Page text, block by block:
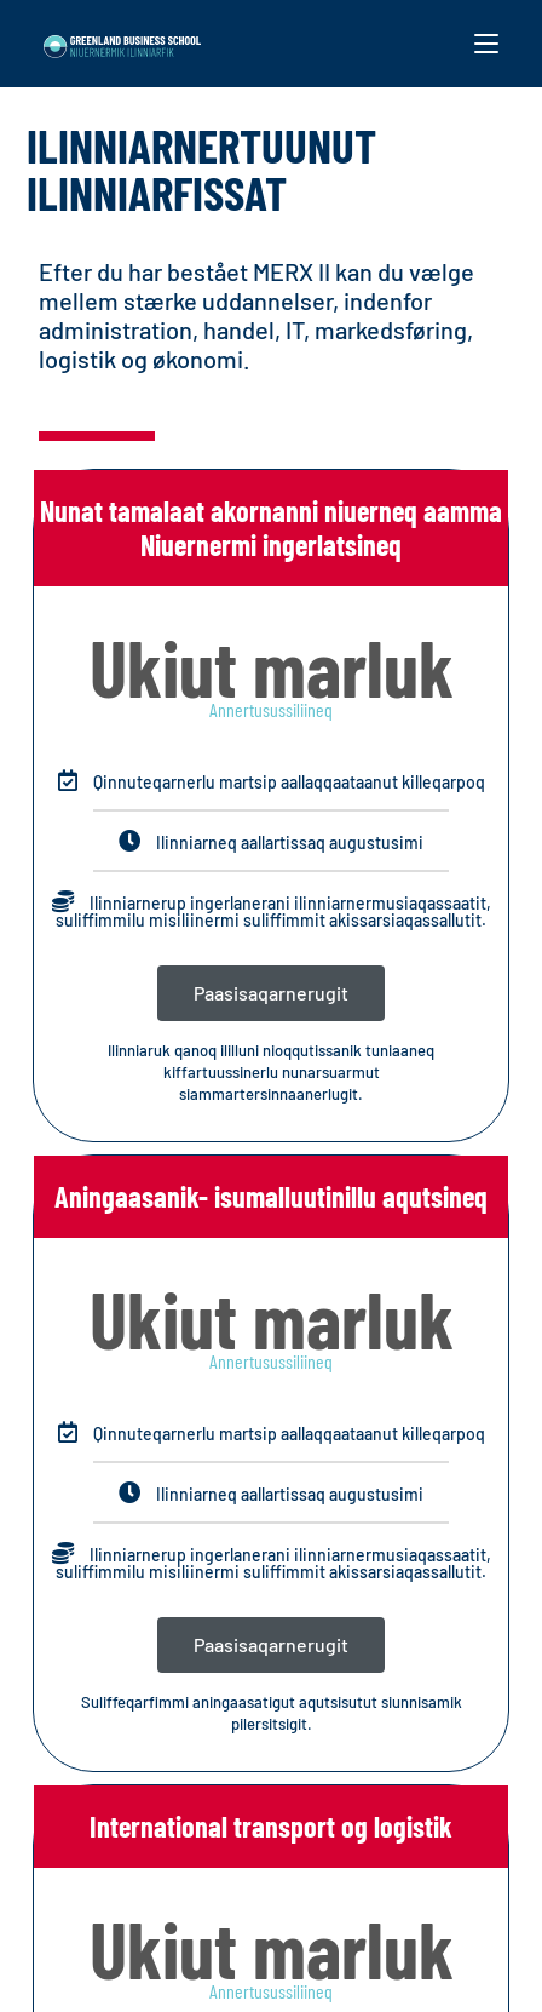
ILINNIARNERTUUNUT
ILINNIARFISSAT
Efter du har bestået MERX II kan du vælge
mellem stærke uddannelser, indenfor
administration, handel, IT, markedsføring,
logistik og økonomi.
Nunat tamalaat akornanni niuerneq aamma
Niuernermi ingerlatsineq
Ukiut marluk
Annertusussiliineq
Qinnuteqarnerlu martsip aallaqqaataanut killeqarpoq
Ilinniarneq aallartissaq augustusimi
Ilinniarnerup ingerlanerani ilinniarnermusiaqassaatit,
suliffimmilu misiliinermi suliffimmit akissarsiaqassallutit.
Paasisaqarnerugit
Ilinniaruk qanoq ililluni nioqqutissanik tuniaaneq
kiffartuussinerlu nunarsuarmut
siammartersinnaanerlugit.
Aningaasanik- isumalluutinillu aqutsineq
Ukiut marluk
Annertusussiliineq
Qinnuteqarnerlu martsip aallaqqaataanut killeqarpoq
Ilinniarneq aallartissaq augustusimi
Ilinniarnerup ingerlanerani ilinniarnermusiaqassaatit,
suliffimmilu misiliinermi suliffimmit akissarsiaqassallutit.
Paasisaqarnerugit
Suliffeqarfimmi aningaasatigut aqutsisutut siunnisamik
pilersitsigit.
International transport og logistik
Ukiut marluk
Annertusussiliineq